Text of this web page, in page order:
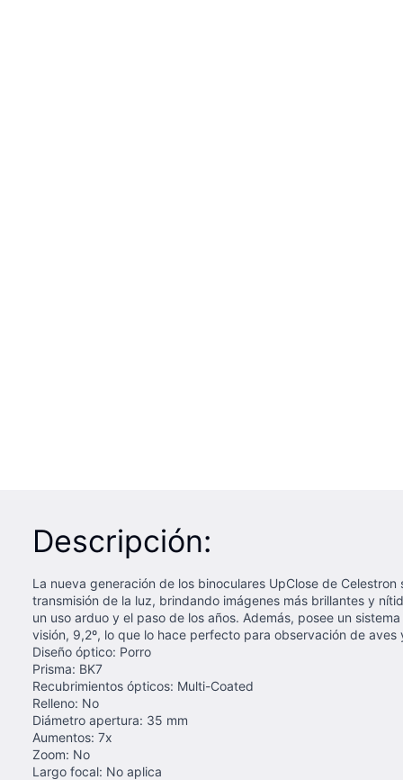
Descripción:
La nueva generación de los binoculares UpClose de
transmisión de la luz, brindando imágenes más brillantes y
un uso arduo y el paso de los años. Además, posee un
visión, 9,2º, lo que lo hace perfecto para observación de
Diseño óptico: Porro
Prisma: BK7
Recubrimientos ópticos: Multi-Coated
Relleno: No
Diámetro apertura: 35 mm
Aumentos: 7x
Zoom: No
Largo focal: No aplica